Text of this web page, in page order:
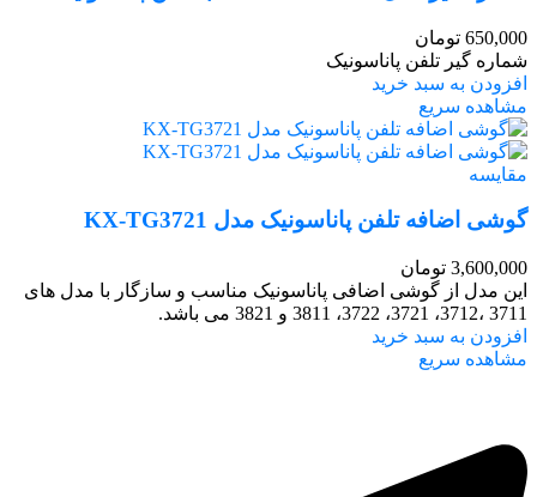
650,000 تومان
شماره گیر تلفن پاناسونیک
افزودن به سبد خرید
مشاهده سریع
مقایسه
گوشی اضافه تلفن پاناسونیک مدل KX-TG3721
3,600,000 تومان
این مدل از گوشی اضافی پاناسونیک مناسب و سازگار با مدل‌ های
3711 ،3712، 3721، 3722، 3811 و 3821 می باشد.
افزودن به سبد خرید
مشاهده سریع